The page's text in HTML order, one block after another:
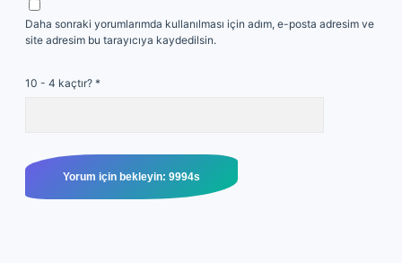
Daha sonraki yorumlarımda kullanılması için adım, e-posta adresim ve
site adresim bu tarayıcıya kaydedilsin.
10 - 4 kaçtır? *